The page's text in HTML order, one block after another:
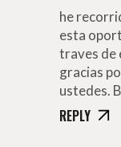
he
esta
traves de
gracias
ustedes.
REPLY